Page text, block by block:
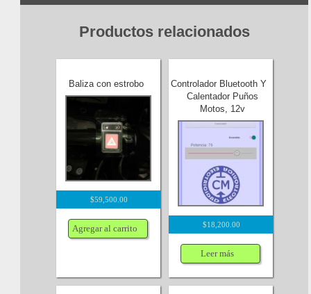
Productos relacionados
Baliza con estrobo
$59,500.00
Agregar al carrito
Controlador Bluetooth Y
Calentador Puños
Motos, 12v
$18,200.00
Leer más